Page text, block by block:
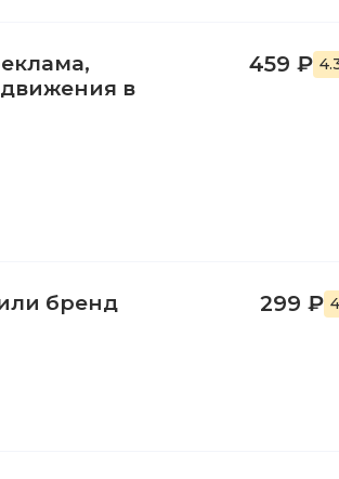
в
459 ₽
бренд 299 ₽